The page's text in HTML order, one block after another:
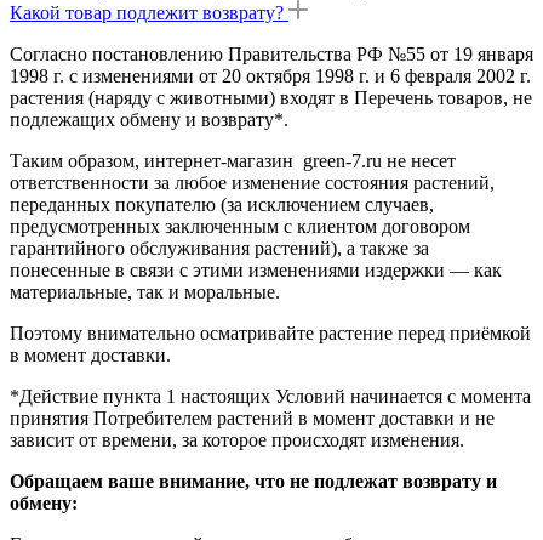
Какой товар подлежит возврату?
Согласно постановлению Правительства РФ №55 от 19 января
1998 г. с изменениями от 20 октября 1998 г. и 6 февраля 2002 г.
растения (наряду с животными) входят в Перечень товаров, не
подлежащих обмену и возврату*.
Таким образом, интернет-магазин green-7.ru не несет
ответственности за любое изменение состояния растений,
переданных покупателю (за исключением случаев,
предусмотренных заключенным с клиентом договором
гарантийного обслуживания растений), а также за
понесенные в связи с этими изменениями издержки — как
материальные, так и моральные.
Поэтому внимательно осматривайте растение перед приёмкой
в момент доставки.
*Действие пункта 1 настоящих Условий начинается с момента
принятия Потребителем растений в момент доставки и не
зависит от времени, за которое происходят изменения.
Обращаем ваше внимание, что не подлежат возврату и
обмену: